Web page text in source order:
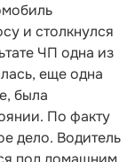
и столкнулся
ЧП одна из
еще одна
была
По факту
дело. Водитель